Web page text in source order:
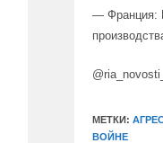
— Франция:
МЕТКИ:
ВОЙНЕ